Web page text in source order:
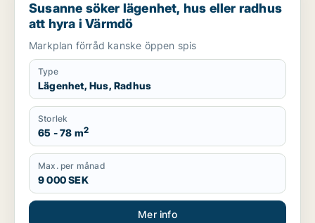
Susanne söker lägenhet, hus eller radhus
att hyra i Värmdö
Markplan förråd kanske öppen spis
Type
Lägenhet, Hus, Radhus
Storlek
65 - 78 m2
Max. per månad
9 000 SEK
Mer info